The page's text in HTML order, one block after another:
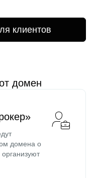
клиентов
домен
домена о